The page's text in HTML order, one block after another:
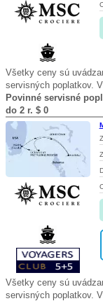
Všetky ceny sú
servisných poplatkov.
Povinné servisné
do 2 r. $ 0
Všetky ceny sú
servisných poplatkov.